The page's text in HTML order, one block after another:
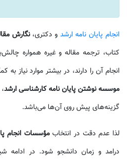
انجام پایان نامه ارشدو دکتری،نگارش
کتاب، ترجمه مقاله و غیره همواره
انجام آن را دارند، در بیشتر موارد نیاز
موسسه نوشتن پایان نامه کارشناسی ارشد
گزینه‌های پیش روی آن‌ها می‌باشد.
لذا عدم دقت در انتخابمؤسسات انجام
درامد و زمان دانشجو شود. در ادامه